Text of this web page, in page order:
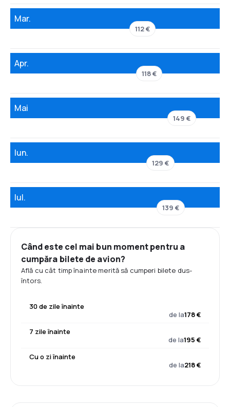
Mar.
112 €
Apr.
118 €
Mai
149 €
Iun.
129 €
Iul.
139 €
Când este cel mai bun moment pentru a
cumpăra bilete de avion?
Află cu cât timp înainte merită să cumperi bilete dus-
întors.
30 de zile înainte
de la178 €
7 zile înainte
de la195 €
Cu o zi înainte
de la218 €